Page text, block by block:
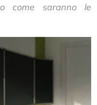
come saranno le